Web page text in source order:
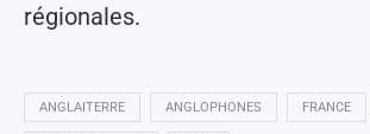
régionales.
ANGLAITERRE ANGLOPHONES FRANCE